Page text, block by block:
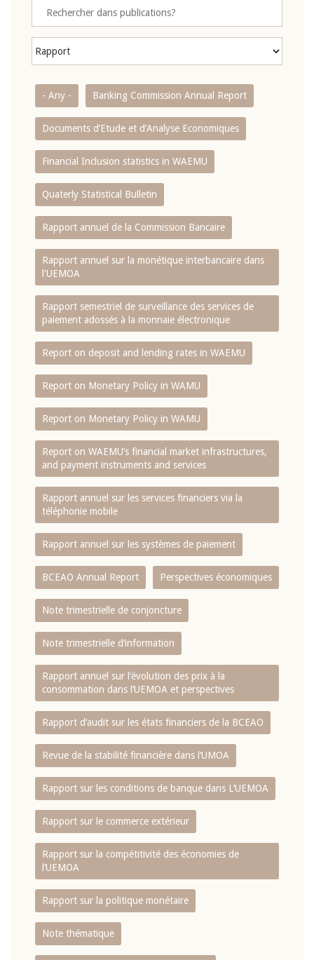
- Any - Banking Commission Annual Report
Documents d’Etude et d’Analyse Economiques
Financial Inclusion statistics in WAEMU
Quaterly Statistical Bulletin
Rapport annuel de la Commission Bancaire
Rapport annuel sur la monétique interbancaire dans
l'UEMOA
Rapport semestriel de surveillance des services de
paiement adossés à la monnaie électronique
Report on deposit and lending rates in WAEMU
Report on Monetary Policy in WAMU
Report on Monetary Policy in WAMU
Report on WAEMU’s financial market infrastructures,
and payment instruments and services
Rapport annuel sur les services financiers via la
téléphonie mobile
Rapport annuel sur les systèmes de paiement
BCEAO Annual Report Perspectives économiques
Note trimestrielle de conjoncture
Note trimestrielle d‘information
Rapport annuel sur l‘évolution des prix à la
consommation dans l‘UEMOA et perspectives
Rapport d‘audit sur les états financiers de la BCEAO
Revue de la stabilité financière dans l‘UMOA
Rapport sur les conditions de banque dans L‘UEMOA
Rapport sur le commerce extérieur
Rapport sur la compétitivité des économies de
l‘UEMOA
Rapport sur la politique monétaire
Note thématique